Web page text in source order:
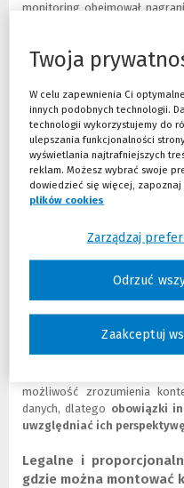
monitoring obejmował
obszarze.
Szczególna ochrona
między
Ochrona prywatności dzieci
ponieważ – w
zasady nie są w stanie
o zakresie przetwarzania
których są nagrywane –
wyjątkowej
podwyższonych
montażu kamer w obszarach
Ujawnienie wizerunku
leczenia – może prowadzić
możliwość zrozumienia
danych, dlatego obowiązki
uwzględniać ich
Legalne i
gdzie można montować
Twoja
W celu zapewnienia Ci
innych podobnych technologii.
technologii wykorzystujemy do
ulepszania funkcjonalności
wyświetlania najtrafniejszych
reklam. Możesz wybrać swoje
dowiedzieć się więcej, zapoznaj
plików cookies
Odrzuć
Zaakceptuj
Zarządzaj